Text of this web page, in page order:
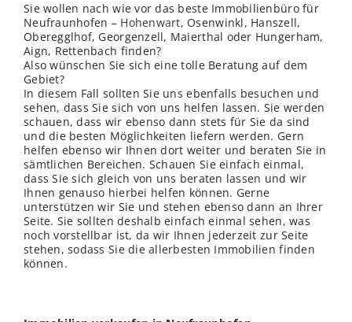
Sie wollen nach wie vor das beste Immobilienbüro für
Neufraunhofen – Hohenwart, Osenwinkl, Hanszell,
Oberegglhof, Georgenzell, Maierthal oder Hungerham,
Aign, Rettenbach finden?
Also wünschen Sie sich eine tolle Beratung auf dem
Gebiet?
In diesem Fall sollten Sie uns ebenfalls besuchen und
sehen, dass Sie sich von uns helfen lassen. Sie werden
schauen, dass wir ebenso dann stets für Sie da sind
und die besten Möglichkeiten liefern werden. Gern
helfen ebenso wir Ihnen dort weiter und beraten Sie in
sämtlichen Bereichen. Schauen Sie einfach einmal,
dass Sie sich gleich von uns beraten lassen und wir
Ihnen genauso hierbei helfen können. Gerne
unterstützen wir Sie und stehen ebenso dann an Ihrer
Seite. Sie sollten deshalb einfach einmal sehen, was
noch vorstellbar ist, da wir Ihnen jederzeit zur Seite
stehen, sodass Sie die allerbesten Immobilien finden
können.